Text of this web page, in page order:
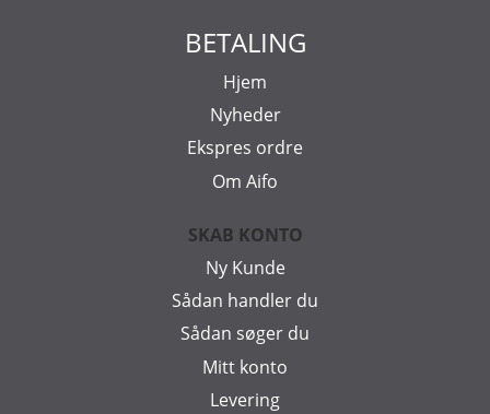
BETALING
Hjem
Nyheder
Ekspres ordre
Om Aifo
SKAB KONTO
Ny Kunde
Sådan handler du
Sådan søger du
Mitt konto
Levering